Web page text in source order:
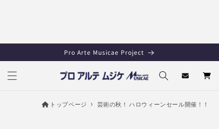
Pro Arte Musicae Project
Cart
トップページ 芸術の秋！ ハロウィーンセール開催！！